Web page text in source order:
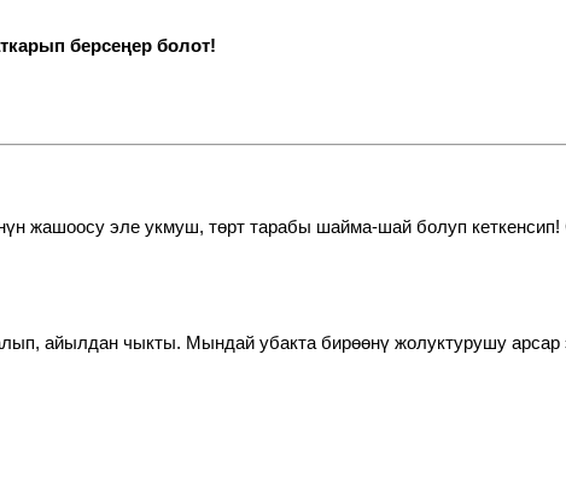
берсеңер болот!
жашоосу эле укмуш, төрт тарабы шайма-шай болуп кеткенсип!
айылдан чыкты. Мындай убакта бирөөнү жолуктурушу